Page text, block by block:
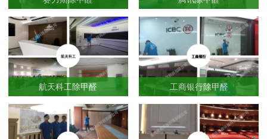
航天科工除甲醛 工商银行除甲醛